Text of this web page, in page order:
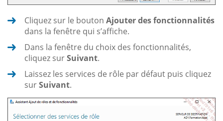
Cliquez sur le bouton Ajouter des fonctionnalités
dans la fenêtre qui s’affiche.
Dans la fenêtre du choix des fonctionnalités,
cliquez surSuivant.
Laissez les services de rôle par défaut puis cliquez
surSuivant.